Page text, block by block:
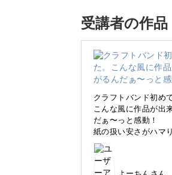
もちろん、作業工
学んでいただけま
本講座シリーズ
います。
受講者の作品
クラフトバンド初め
こんな風に作品が出
だぁ〜っと感動！
紙の扱い安さがハマ
ただ、家のはさみの
くなくてクラフトバ
時にちゃんと切れな
よーちんさん